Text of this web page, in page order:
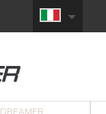
DREAMER